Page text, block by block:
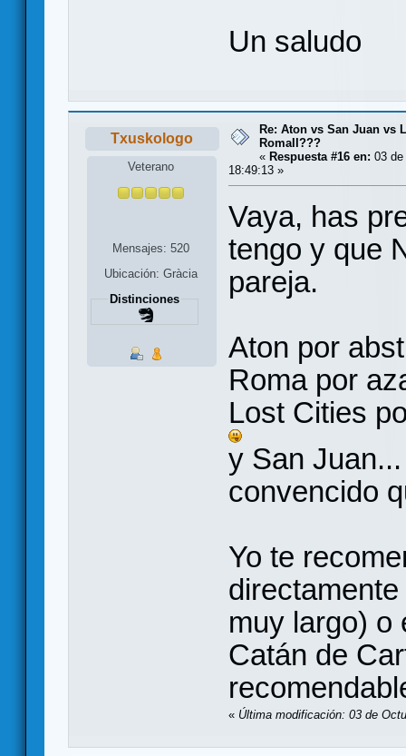
Un saludo
Txuskologo
Veterano
Mensajes: 520
Ubicación: Gràcia
Distinciones
Re: Aton vs San Juan vs
RomaII???
« Respuesta #16 en: 03 de
18:49:13 »
Vaya, has
tengo y que
pareja.
Aton por
Roma por
Lost Cities
y San
convencido
Yo te
muy largo) o
Catán de
« Última modificación: 03 de